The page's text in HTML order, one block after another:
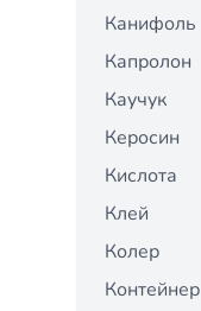
Канифоль
Капролон
Каучук
Керосин
Кислота
Клей
Колер
Контейнер